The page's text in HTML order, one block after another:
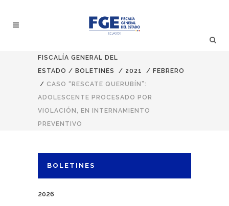
FISCALÍA GENERAL DEL
ESTADO / BOLETINES / 2021 / FEBRERO
/ CASO “RESCATE QUERUBÍN”:
ADOLESCENTE PROCESADO POR
VIOLACIÓN, EN INTERNAMIENTO
PREVENTIVO
BOLETINES
2026